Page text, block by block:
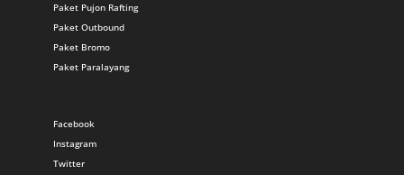
Paket Pujon Rafting
Paket Outbound
Paket Bromo
Paket Paralayang
Facebook
Instagram
Twitter